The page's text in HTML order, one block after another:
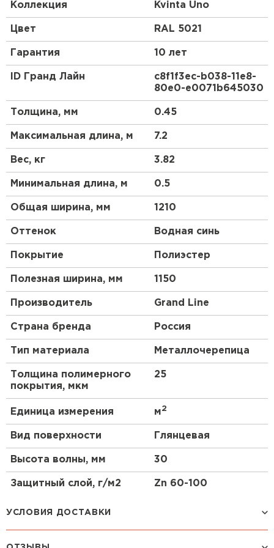
Коллекция Kvinta Uno
Цвет RAL 5021
Гарантия 10 лет
ID Гранд Лайн
c8f1f3ec-b038-11e8-
80e0-e0071b645030
Толщина, мм 0.45
Максимальная длина, м 7.2
Вес, кг 3.82
Минимальная длина, м 0.5
Общая ширина, мм 1210
Оттенок Водная синь
Покрытие Полиэстер
Полезная ширина, мм 1150
Производитель Grand Line
Страна бренда Россия
Тип материала Металлочерепица
Толщина полимерного
покрытия, мкм
25
Единица измерения м2
Вид поверхности Глянцевая
Высота волны, мм 30
Защитный слой, г/м2 Zn 60-100
УСЛОВИЯ ДОСТАВКИ